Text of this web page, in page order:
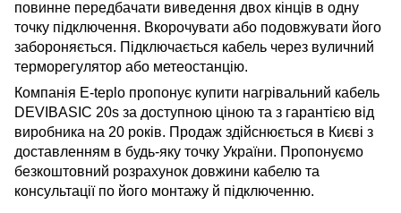
повинне передбачати виведення двох кінців в одну
точку підключення. Вкорочувати або подовжувати його
забороняється. Підключається кабель через вуличний
терморегулятор або метеостанцію.
Компанія E-teplo пропонує купити нагрівальний кабель
DEVIBASIC 20s за доступною ціною та з гарантією від
виробника на 20 років. Продаж здійснюється в Києві з
доставленням в будь-яку точку України. Пропонуємо
безкоштовний розрахунок довжини кабелю та
консультації по його монтажу й підключенню.